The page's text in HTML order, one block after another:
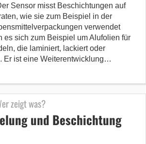
Sensor misst Beschichtungen auf
wie sie zum Beispiel in der
verwendet
es sich zum Beispiel um Alufolien für
die laminiert, lackiert oder
Er ist eine Weiterentwicklung…
zeigt was?
und Beschichtung